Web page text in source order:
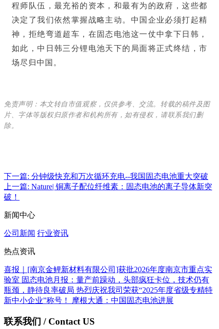
程师队伍，最充裕的资本，和最有为的政府，这些都
决定了我们依然掌握战略主动。中国企业必须打起精
神，拒绝弯道超车，在固态电池这一仗中拿下日韩，
如此，中日韩三分锂电池天下的局面将正式终结，市
场尽归中国。
免责声明：本文转自市值观察，仅供参考、交流。转载的稿件及图
片、字体等版权归原作者和机构所有，如有侵权，请联系我们删
除。
下一篇: 分钟级快充和万次循环充电--我国固态电池重大突破
上一篇: Nature| 铜离子配位纤维素：固态电池的离子导体新突
破！
新闻中心
公司新闻 行业资讯
热点资讯
喜报｜[南京金鲤新材料有限公司]获批2026年度南京市重点实
验室 固态电池月报：量产前躁动，头部疯狂卡位，技术仍有
瓶颈，静待良率破局 热烈庆祝我司荣获“2025年度省级专精特
新中小企业”称号！
摩根大通：中国固态电池进展
联系我们 / Contact US